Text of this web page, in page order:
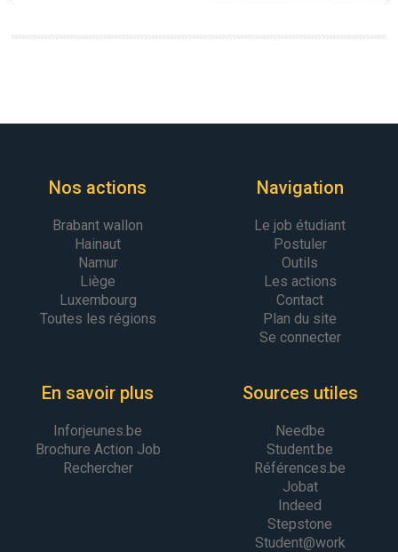
Nos actions
Brabant wallon
Hainaut
Namur
Liège
Luxembourg
Toutes les régions
Navigation
Le job étudiant
Postuler
Outils
Les actions
Contact
Plan du site
Se connecter
En savoir plus
Inforjeunes.be
Brochure Action Job
Rechercher
Sources utiles
Needbe
Student.be
Références.be
Jobat
Indeed
Stepstone
Student@work